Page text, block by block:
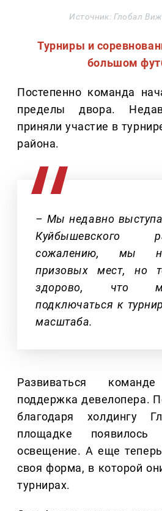
Источник: Глобал
Турниры и
большом
Постепенно команда
пределы двора.
приняли участие в
района.
– Мы недавно
сожалению, мы
призовых мест, но
здорово, что
подключаться к
масштаба.
Развиваться
поддержка девелопера.
благодаря холдингу
площадке появилось
освещение. А еще
своя форма, в которой
турнирах.